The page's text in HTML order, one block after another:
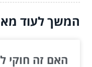
המשך לעוד
האם זה חוקי